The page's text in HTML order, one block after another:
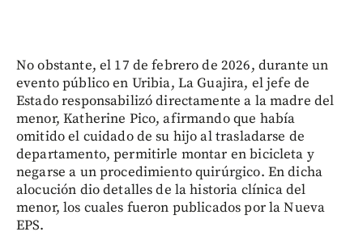
No obstante, el 17 de febrero de 2026, durante un
evento público en Uribia, La Guajira, el jefe de
Estado responsabilizó directamente a la madre del
menor, Katherine Pico, afirmando que había
omitido el cuidado de su hijo al trasladarse de
departamento, permitirle montar en bicicleta y
negarse a un procedimiento quirúrgico. En dicha
alocución dio detalles de la historia clínica del
menor, los cuales fueron publicados por la Nueva
EPS.